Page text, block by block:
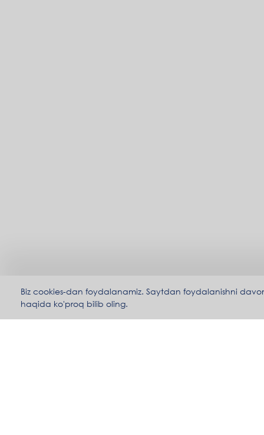
Biz cookies-dan foydalanamiz. Saytdan foydalanishni
haqida ko'proq bilib oling.